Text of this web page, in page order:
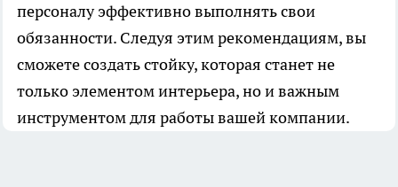
персоналу эффективно выполнять свои
обязанности. Следуя этим рекомендациям, вы
сможете создать стойку, которая станет не
только элементом интерьера, но и важным
инструментом для работы вашей компании.